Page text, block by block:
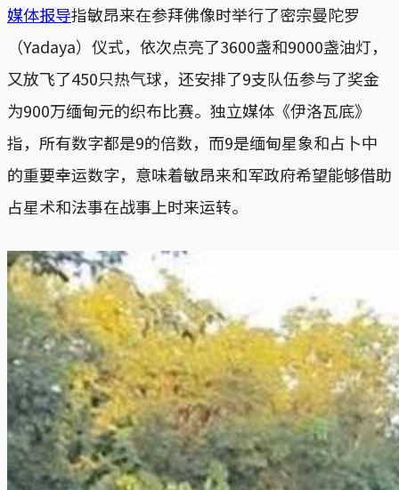
媒体报导指敏昂来在参拜佛像时举行了密宗曼陀罗
（Yadaya）仪式，依次点亮了3600盏和9000盏油灯，
又放飞了450只热气球，还安排了9支队伍参与了奖金
为900万缅甸元的织布比赛。独立媒体《伊洛瓦底》
指，所有数字都是9的倍数，而9是缅甸星象和占卜中
的重要幸运数字，意味着敏昂来和军政府希望能够借助
占星术和法事在战事上时来运转。